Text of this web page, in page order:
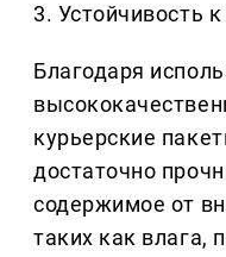
3. Устойчивость
Благодаря
курьерские
достаточно
содержимое от
таких как влага,